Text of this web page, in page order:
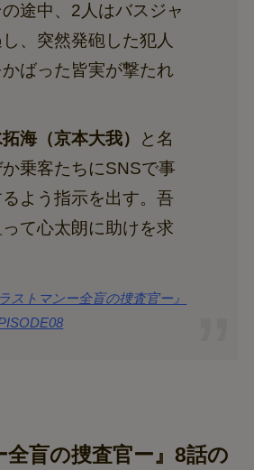
途中、2人はバスジャ
、突然発砲した犯人
ばった皆実が撃たれ
海（京本大我）
と名
乗客たちにSNSで事
よう指示を出す。吾
て心太朗に助けを求
ストマンー全盲の捜査官ー』
全盲の捜査官ー』8話の